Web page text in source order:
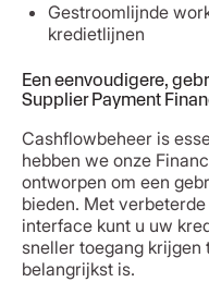
Gestroomlijnde
kredietlijnen
Een eenvoudigere,
Supplier Payment
Cashflowbeheer is
hebben we onze
ontworpen om een
bieden. Met
interface kunt u uw
sneller toegang
belangrijkst is.